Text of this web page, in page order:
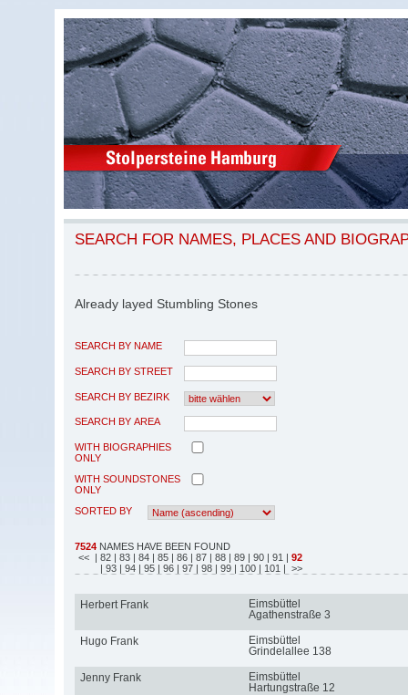
SEARCH FOR NAMES, PLACES AND
Already layed Stumbling Stones
SEARCH BY NAME
SEARCH BY STREET
SEARCH BY BEZIRK
SEARCH BY AREA
WITH BIOGRAPHIES
ONLY
WITH SOUNDSTONES
ONLY
SORTED BY
7524 NAMES HAVE BEEN FOUND
<< | 82 | 83 | 84 | 85 | 86 | 87 | 88 | 89 | 90 | 91 | 92
| 93 | 94 | 95 | 96 | 97 | 98 | 99 | 100 | 101 | >>
Herbert Frank
Eimsbüttel
Agathenstraße 3
Hugo Frank
Eimsbüttel
Grindelallee 138
Jenny Frank
Eimsbüttel
Hartungstraße 12